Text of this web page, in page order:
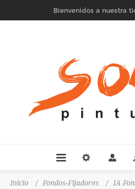
Bienvenidos a nuestra
Inicio / Fondos-Fijadores / IA